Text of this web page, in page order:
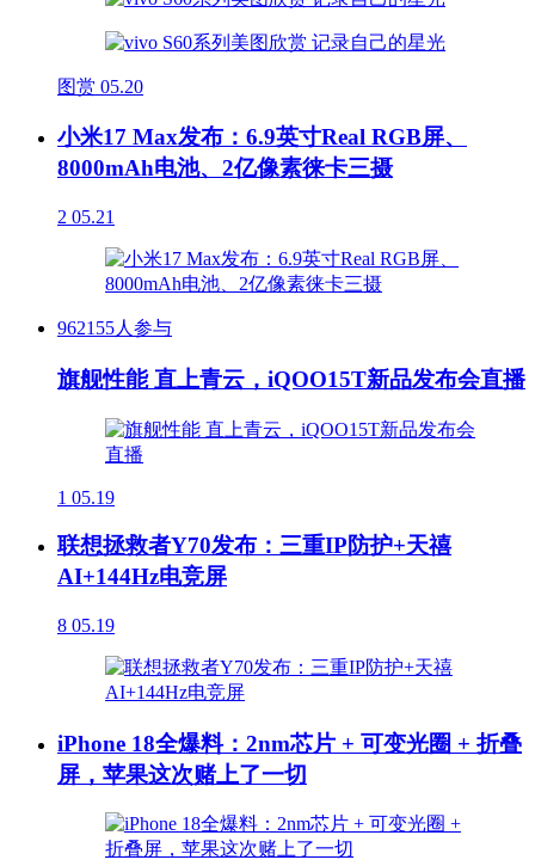
图赏 05.20
小米17 Max发布：6.9英寸Real RGB屏、
8000mAh电池、2亿像素徕卡三摄
2 05.21
962155人参与
旗舰性能 直上青云，iQOO15T新品发布会直播
1 05.19
联想拯救者Y70发布：三重IP防护+天禧
AI+144Hz电竞屏
8 05.19
iPhone 18全爆料：2nm芯片 + 可变光圈 + 折叠
屏，苹果这次赌上了一切